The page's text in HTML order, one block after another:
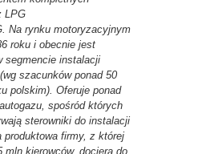
LPG
Na rynku motoryzacyjnym
roku i obecnie jest
segmencie instalacji
szacunków ponad 50
polskim). Oferuje ponad
spośród których
sterowniki do instalacji
produktowa firmy, z której
mln kierowców, dociera do